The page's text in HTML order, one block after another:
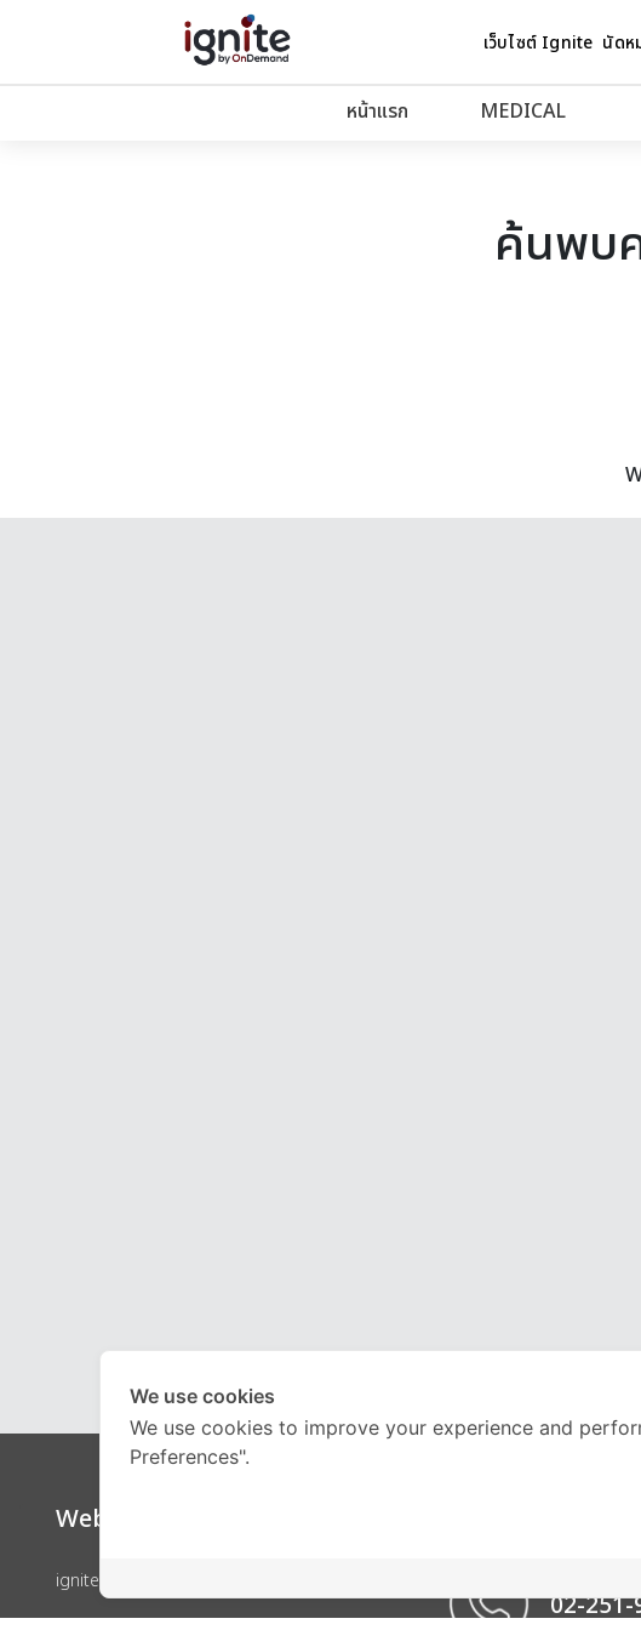
เว็บไซต์ Ignite นัดห
หน้าแรก MEDICAL
ค้นพบ
Website
ignite by OnDemand
02-251-
We use cookies
We use cookies to improve your experience and
Preferences".